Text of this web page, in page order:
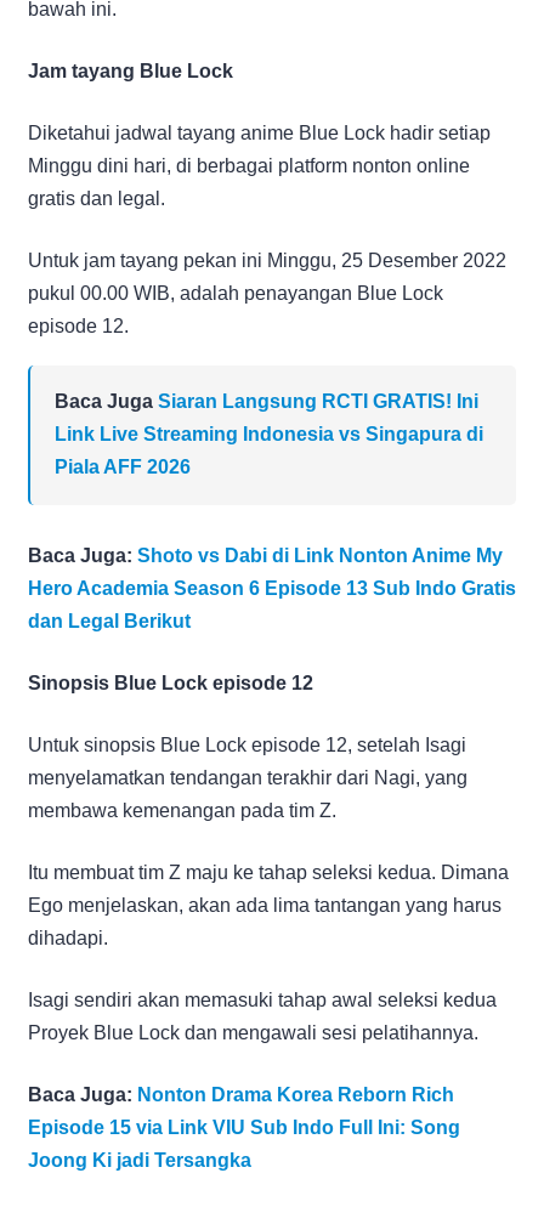
bawah ini.
Jam tayang Blue Lock
Diketahui jadwal tayang anime Blue Lock hadir setiap
Minggu dini hari, di berbagai platform nonton online
gratis dan legal.
Untuk jam tayang pekan ini Minggu, 25 Desember 2022
pukul 00.00 WIB, adalah penayangan Blue Lock
episode 12.
Baca Juga Siaran Langsung RCTI GRATIS! Ini
Link Live Streaming Indonesia vs Singapura di
Piala AFF 2026
Baca Juga: Shoto vs Dabi di Link Nonton Anime My
Hero Academia Season 6 Episode 13 Sub Indo Gratis
dan Legal Berikut
Sinopsis Blue Lock episode 12
Untuk sinopsis Blue Lock episode 12, setelah Isagi
menyelamatkan tendangan terakhir dari Nagi, yang
membawa kemenangan pada tim Z.
Itu membuat tim Z maju ke tahap seleksi kedua. Dimana
Ego menjelaskan, akan ada lima tantangan yang harus
dihadapi.
Isagi sendiri akan memasuki tahap awal seleksi kedua
Proyek Blue Lock dan mengawali sesi pelatihannya.
Baca Juga: Nonton Drama Korea Reborn Rich
Episode 15 via Link VIU Sub Indo Full Ini: Song
Joong Ki jadi Tersangka